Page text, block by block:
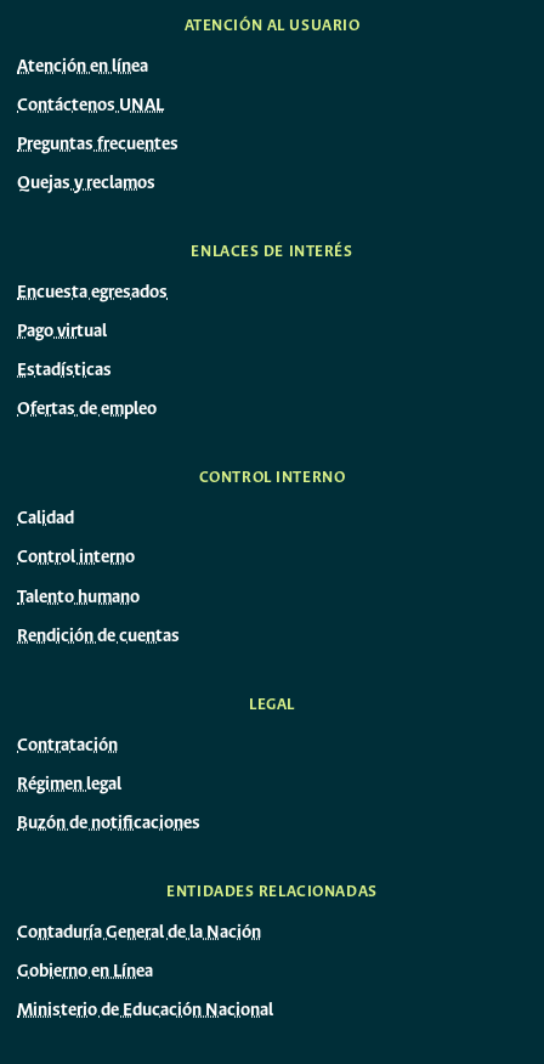
ATENCIÓN AL USUARIO
Atención en línea
Contáctenos UNAL
Preguntas frecuentes
Quejas y reclamos
ENLACES DE INTERÉS
Encuesta egresados
Pago virtual
Estadísticas
Ofertas de empleo
CONTROL INTERNO
Calidad
Control interno
Talento humano
Rendición de cuentas
LEGAL
Contratación
Régimen legal
Buzón de notificaciones
ENTIDADES RELACIONADAS
Contaduría General de la Nación
Gobierno en Línea
Ministerio de Educación Nacional